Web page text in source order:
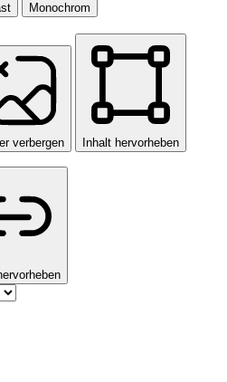
Monochrom
verbergen Inhalt hervorheben